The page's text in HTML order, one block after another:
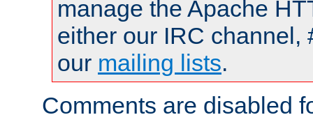
manage the Apache
either our IRC channel,
our mailing lists.
Comments are disabled